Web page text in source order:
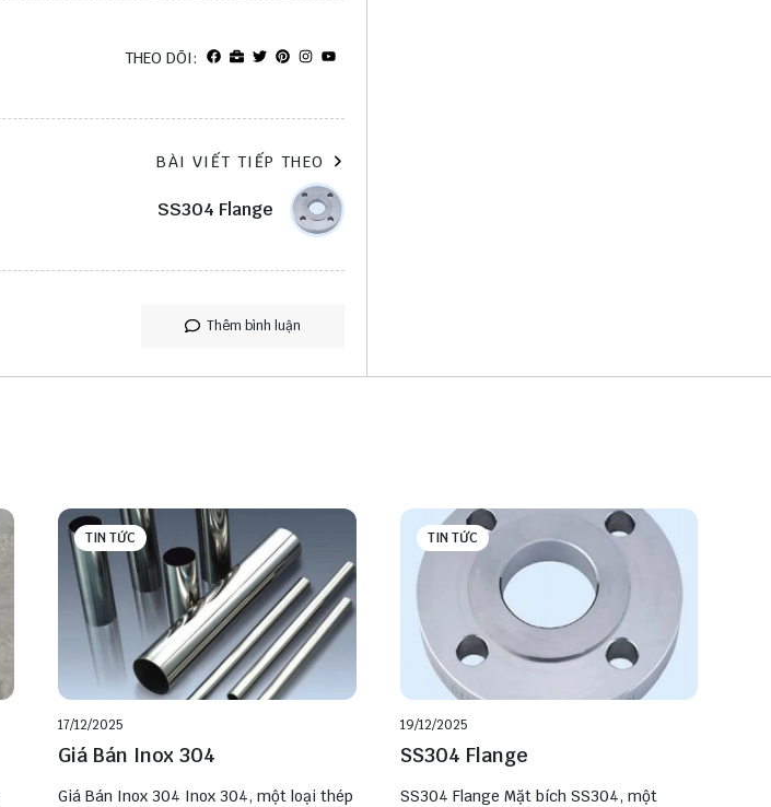
THEO DÕI:
BÀI VIẾT TIẾP THEO
SS304 Flange
Thêm bình luận
TIN TỨC
17/12/2025
Giá Bán Inox 304
Giá Bán Inox 304 Inox 304, một loại thép
TIN TỨC
19/12/2025
SS304 Flange
SS304 Flange Mặt bích SS304, một